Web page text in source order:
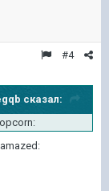
#4
сказал: